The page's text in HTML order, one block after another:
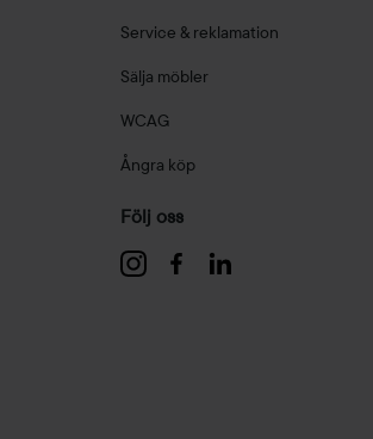
Service & reklamation
Sälja möbler
WCAG
Ångra köp
Följ oss